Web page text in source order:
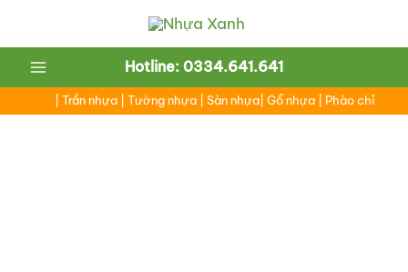
dung
Main
Menu
Hotline: 0334.641.641
Trần nhựa| Tường nhựa| Sàn nhựa| Gỗ nhựa| Phào chỉ